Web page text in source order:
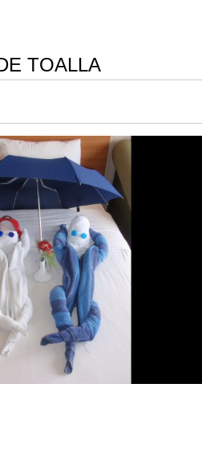
TOALLA